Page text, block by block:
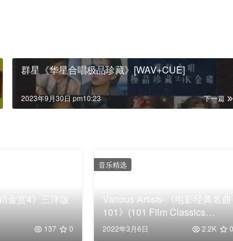
群星《华星合唱极品珍藏》[WAV+CUE]
下一篇
2023年9月30日 pm10:23
金赏4》三洋版
137 0
Various Artists-《电影经典名曲
101》(101 Film Classics
)6CD[WAV+CUE]
2022年3月6日 2.2K 0
音乐精选